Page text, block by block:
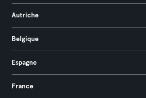
Autriche
Belgique
Espagne
France